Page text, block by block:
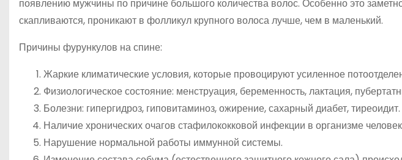
появлению мужчины по причине большого количества волос. Особенно это
скапливаются, проникают в фолликул крупного волоса лучше, чем в маленький.
Причины фурункулов на спине:
Жаркие климатические условия, которые провоцируют усиленное
Физиологическое состояние: менструация, беременность, лактация,
Болезни: гипергидроз, гиповитаминоз, ожирение, сахарный диабет, тиреоидит.
Наличие хронических очагов стафилококковой инфекции в организме
Нарушение нормальной работы иммунной системы.